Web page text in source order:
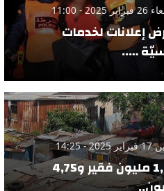
2025 - 11:00
إعلانات لخدمات
…..
- 14:25
1,42 مليون فقير و4,75